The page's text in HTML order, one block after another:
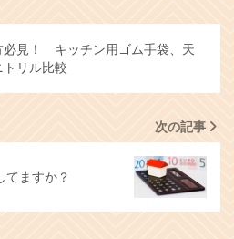
必見！ キッチン用ゴム手袋、天
リル比較
次の記事
てますか？